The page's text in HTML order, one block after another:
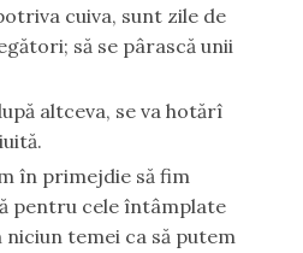
cuiva, sunt zile de
să se pârască unii
altceva, se va hotărî
în primejdie să fim
pentru cele întâmplate
niciun temei ca să putem